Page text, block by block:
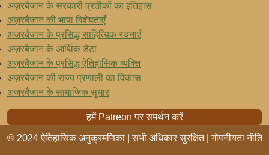
अज़रबैजान के सरकारी प्रतीकों का इतिहास
अज़रबैजान की भाषा विशेषताएँ
अजरबैजान के प्रसिद्ध साहित्यिक रचनाएँ
अज़रबैजान के आर्थिक डेटा
अज़रबैजान के प्रसिद्ध ऐतिहासिक व्यक्ति
अज़रबैजान की राज्य प्रणाली का विकास
अजरबैजान के सामाजिक सुधार
हमें Patreon पर समर्थन करें
© 2024 ऐतिहासिक अनुक्रमणिका | सभी अधिकार सुरक्षित |गोपनीयता नीति